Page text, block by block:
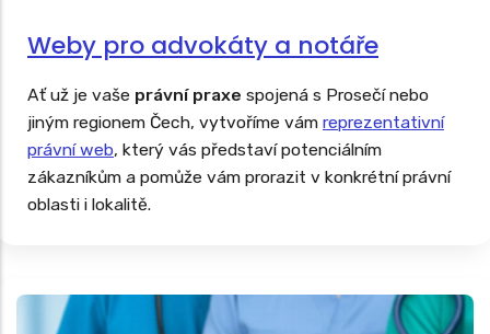
Weby pro advokáty a notáře
Ať už je vaše právní praxe spojená s Prosečí nebo
jiným regionem Čech, vytvoříme vám reprezentativní
právní web, který vás představí potenciálním
zákazníkům a pomůže vám prorazit v konkrétní právní
oblasti i lokalitě.